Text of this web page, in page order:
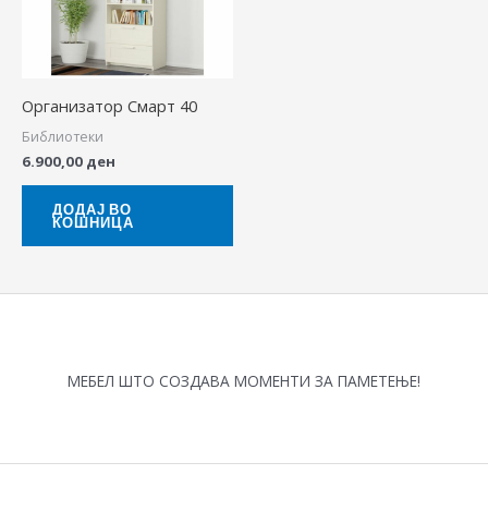
Организатор Смарт 40
Библиотеки
6.900,00 ден
ДОДАЈ ВО
КОШНИЦА
МЕБЕЛ ШТО СОЗДАВА МОМЕНТИ ЗА ПАМЕТЕЊЕ!